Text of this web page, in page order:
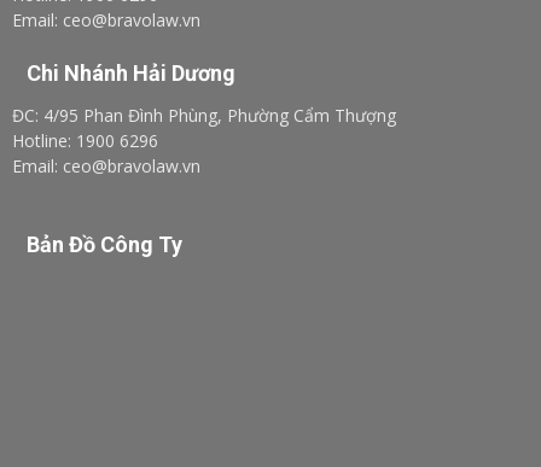
Email: ceo@bravolaw.vn
Chi Nhánh Hải Dương
ĐC: 4/95 Phan Đình Phùng, Phường Cẩm Thượng
Hotline: 1900 6296
Email: ceo@bravolaw.vn
Bản Đồ Công Ty